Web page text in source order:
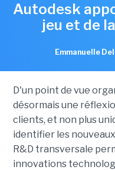
Autodesk
jeu et de
Emmanuelle
D'un point de vue
désormais une
clients, et non plus
identifier les
R&D transversale
innovations